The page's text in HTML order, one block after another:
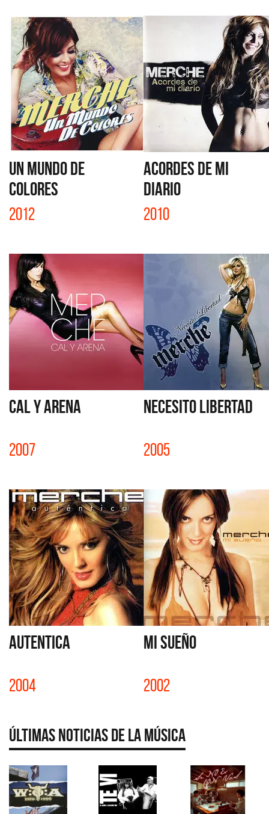
UN MUNDO DE
COLORES
2012
ACORDES DE MI
DIARIO
2010
CAL Y ARENA
2007
NECESITO LIBERTAD
2005
AUTENTICA
2004
MI SUEÑO
2002
Últimas Noticias de la Música